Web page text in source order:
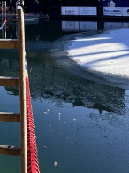
Wasserspringen
Wasserball
Masterssport